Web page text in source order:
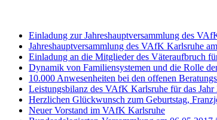
Einladung zur Jahreshauptversammlung des
Jahreshauptversammlung des VAfK Karlsruhe
Einladung an die Mitglieder des Väteraufbruch
Dynamik von Familiensystemen und die Rolle
10.000 Anwesenheiten bei den offenen
Leistungsbilanz des VAfK Karlsruhe für das Jahr
Herzlichen Glückwunsch zum Geburtstag,
Neuer Vorstand im VAfK Karlsruhe